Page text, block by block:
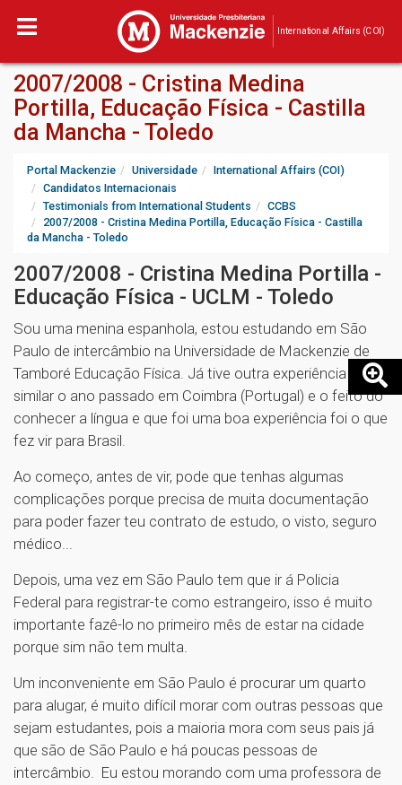
International Affairs (COI)
2007/2008 - Cristina Medina
Portilla, Educação Física - Castilla
da Mancha - Toledo
Portal Mackenzie Universidade
International Affairs (COI)
Candidatos Internacionais
Testimonials from International Students
CCBS
2007/2008 - Cristina Medina Portilla, Educação Física - Castilla
da Mancha - Toledo
2007/2008 - Cristina Medina Portilla -
Educação Física - UCLM - Toledo
Sou uma menina espanhola, estou estudando em São
Paulo de intercâmbio na Universidade de Mackenzie de
Tamboré Educação Física. Já tive outra experiência
similar o ano passado em Coimbra (Portugal) e o feito do
conhecer a língua e que foi uma boa experiência foi o que
fez vir para Brasil.
Ao começo, antes de vir, pode que tenhas algumas
complicações porque precisa de muita documentação
para poder fazer teu contrato de estudo, o visto, seguro
médico...
Depois, uma vez em São Paulo tem que ir á Policia
Federal para registrar-te como estrangeiro, isso é muito
importante fazê-lo no primeiro mês de estar na cidade
porque sim não tem multa.
Um inconveniente em São Paulo é procurar um quarto
para alugar, é muito difícil morar com outras pessoas que
sejam estudantes, pois a maioria mora com seus pais já
que são de São Paulo e há poucas pessoas de
intercâmbio. Eu estou morando com uma professora de